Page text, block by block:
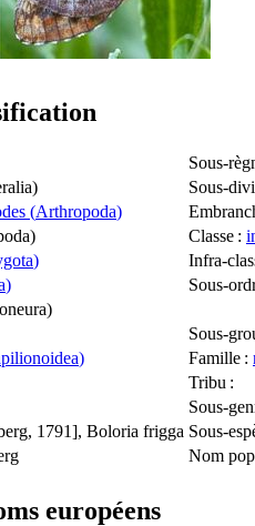
Sous-
)
Sous-
(Arthropoda)
) Classe :
)
Infra-
)
Sous-
)
Sous-
) Famille :
Tribu :
Sous-
1791], Boloria frigga Sous-
Nom
européens